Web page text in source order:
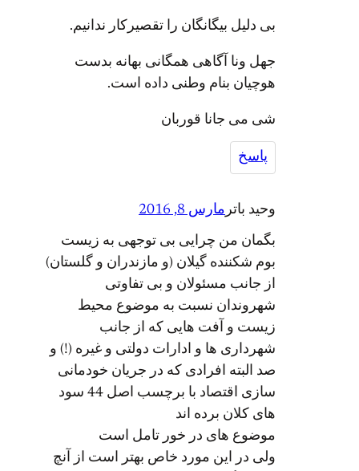
بی دلیل بیگانگان را تقصیرکار ندانیم.
جهل ونا آگاهی همگانی بهانه بدست
هوچیان بنام وطنی داده است.
شی می جانا قوربان
پاسخ
وحید باتر مارس 8, 2016
بگمان من چرایی بی توجهی به زیست
بوم شکننده گیلان (و مازندران و گلستان)
از جانب مسئولان و بی تفاوتی
شهروندان نسبت به موضوع محیط
زیست و آفت هایی که از جانب
شهرداری ها و ادارات دولتی و غیره (!) و
صد البته افرادی که در جریان خودمانی
سازی اقتصاد با برچسب اصل 44 سود
های کلان برده اند
موضوع های در خور تامل است
ولی در این مورد خاص بهتر است از آنچ